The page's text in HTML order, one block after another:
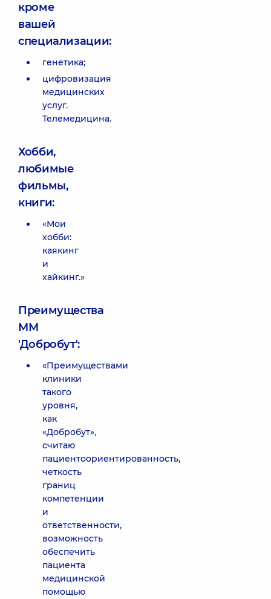
кроме
вашей
специализации:
генетика;
цифровизация
медицинских
услуг.
Телемедицина.
Хобби,
любимые
фильмы,
книги:
«Мои
хобби:
каякинг
и
хайкинг.»
Преимущества
ММ
'Добробут':
«Преимуществами
клиники
такого
уровня,
как
«Добробут»,
считаю
пациентоориентированность,
четкость
границ
компетенции
и
ответственности,
возможность
обеспечить
пациента
медицинской
помощью